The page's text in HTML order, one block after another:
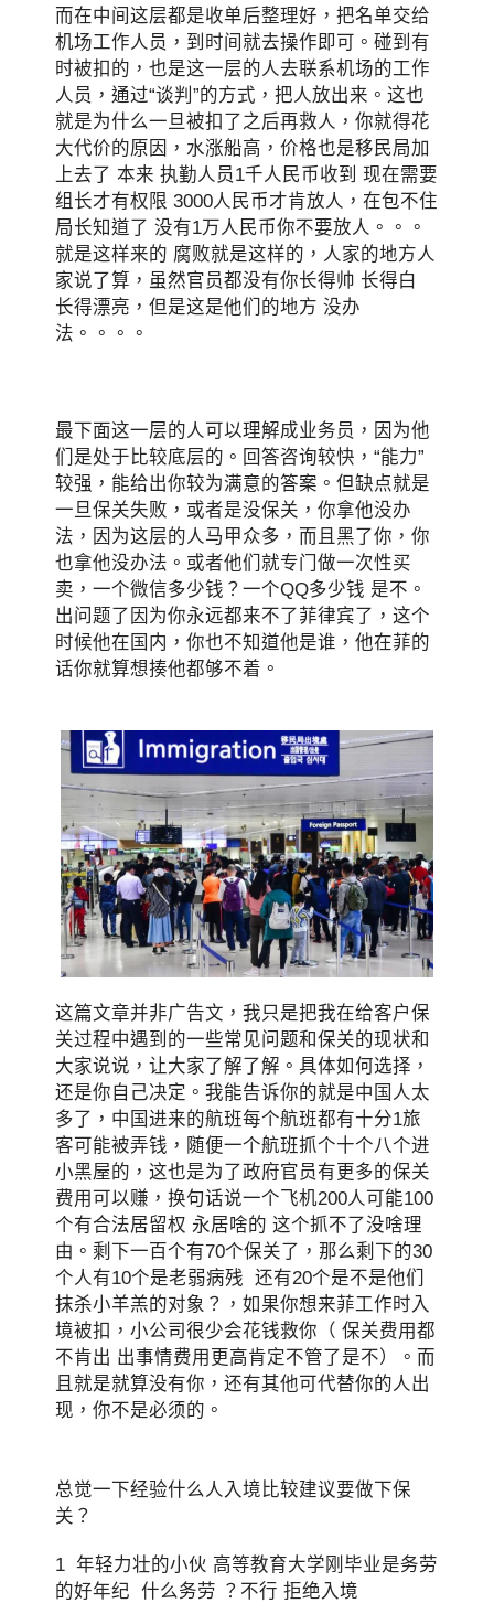
而在中间这层都是收单后整理好，把名单交给
机场工作人员，到时间就去操作即可。碰到有
时被扣的，也是这一层的人去联系机场的工作
人员，通过“谈判”的方式，把人放出来。这也
就是为什么一旦被扣了之后再救人，你就得花
大代价的原因，水涨船高，价格也是移民局加
上去了 本来 执勤人员1千人民币收到 现在需要
组长才有权限 3000人民币才肯放人，在包不住
局长知道了 没有1万人民币你不要放人。。。
就是这样来的 腐败就是这样的，人家的地方人
家说了算，虽然官员都没有你长得帅 长得白
长得漂亮，但是这是他们的地方 没办
法。。。。
最下面这一层的人可以理解成业务员，因为他
们是处于比较底层的。回答咨询较快，“能力”
较强，能给出你较为满意的答案。但缺点就是
一旦保关失败，或者是没保关，你拿他没办
法，因为这层的人马甲众多，而且黑了你，你
也拿他没办法。或者他们就专门做一次性买
卖，一个微信多少钱？一个QQ多少钱 是不。
出问题了因为你永远都来不了菲律宾了，这个
时候他在国内，你也不知道他是谁，他在菲的
话你就算想揍他都够不着。
这篇文章并非广告文，我只是把我在给客户保
关过程中遇到的一些常见问题和保关的现状和
大家说说，让大家了解了解。具体如何选择，
还是你自己决定。我能告诉你的就是中国人太
多了，中国进来的航班每个航班都有十分1旅
客可能被弄钱，随便一个航班抓个十个八个进
小黑屋的，这也是为了政府官员有更多的保关
费用可以赚，换句话说一个飞机200人可能100
个有合法居留权 永居啥的 这个抓不了没啥理
由。剩下一百个有70个保关了，那么剩下的30
个人有10个是老弱病残 还有20个是不是他们
抹杀小羊羔的对象？，如果你想来菲工作时入
境被扣，小公司很少会花钱救你（ 保关费用都
不肯出 出事情费用更高肯定不管了是不）。而
且就是就算没有你，还有其他可代替你的人出
现，你不是必须的。
总觉一下经验什么人入境比较建议要做下保
关？
1 年轻力壮的小伙 高等教育大学刚毕业是务劳
的好年纪 什么务劳 ？不行 拒绝入境